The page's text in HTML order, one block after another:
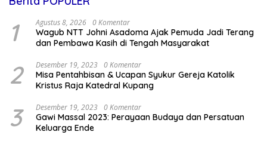
1 Agustus 8, 2026 0 Komentar
Wagub NTT Johni Asadoma Ajak Pemuda Jadi Terang
dan Pembawa Kasih di Tengah Masyarakat
2 Desember 19, 2023 0 Komentar
Misa Pentahbisan & Ucapan Syukur Gereja Katolik
Kristus Raja Katedral Kupang
3 Desember 19, 2023 0 Komentar
Gawi Massal 2023: Perayaan Budaya dan Persatuan
Keluarga Ende